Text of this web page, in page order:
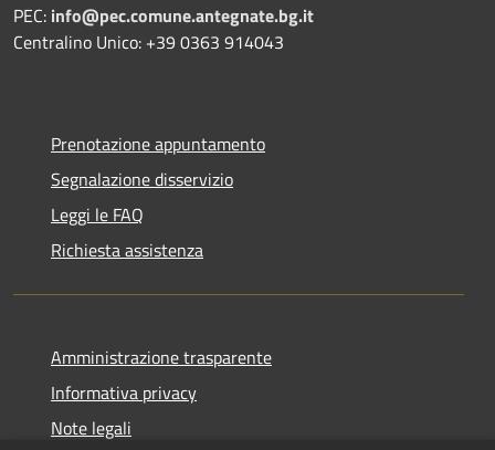
PEC: info@pec.comune.antegnate.bg.it
Centralino Unico: +39 0363 914043
Prenotazione appuntamento
Segnalazione disservizio
Leggi le FAQ
Richiesta assistenza
Amministrazione trasparente
Informativa privacy
Note legali